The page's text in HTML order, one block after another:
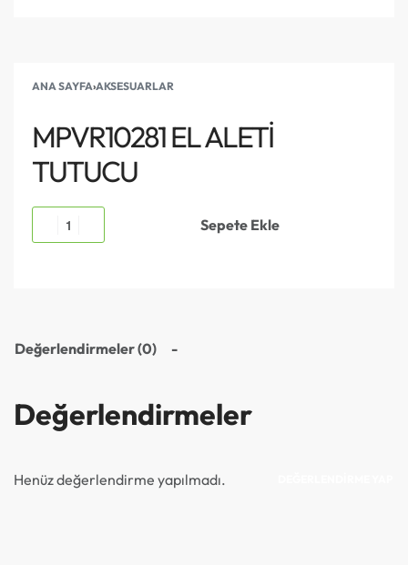
ANA SAYFA›AKSESUARLAR
MPVR10281 EL ALETİ
TUTUCU
Sepete Ekle
Değerlendirmeler (0)
Değerlendirmeler
Henüz değerlendirme yapılmadı.